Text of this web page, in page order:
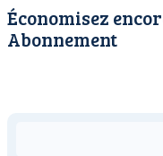
Économisez
Abonnement